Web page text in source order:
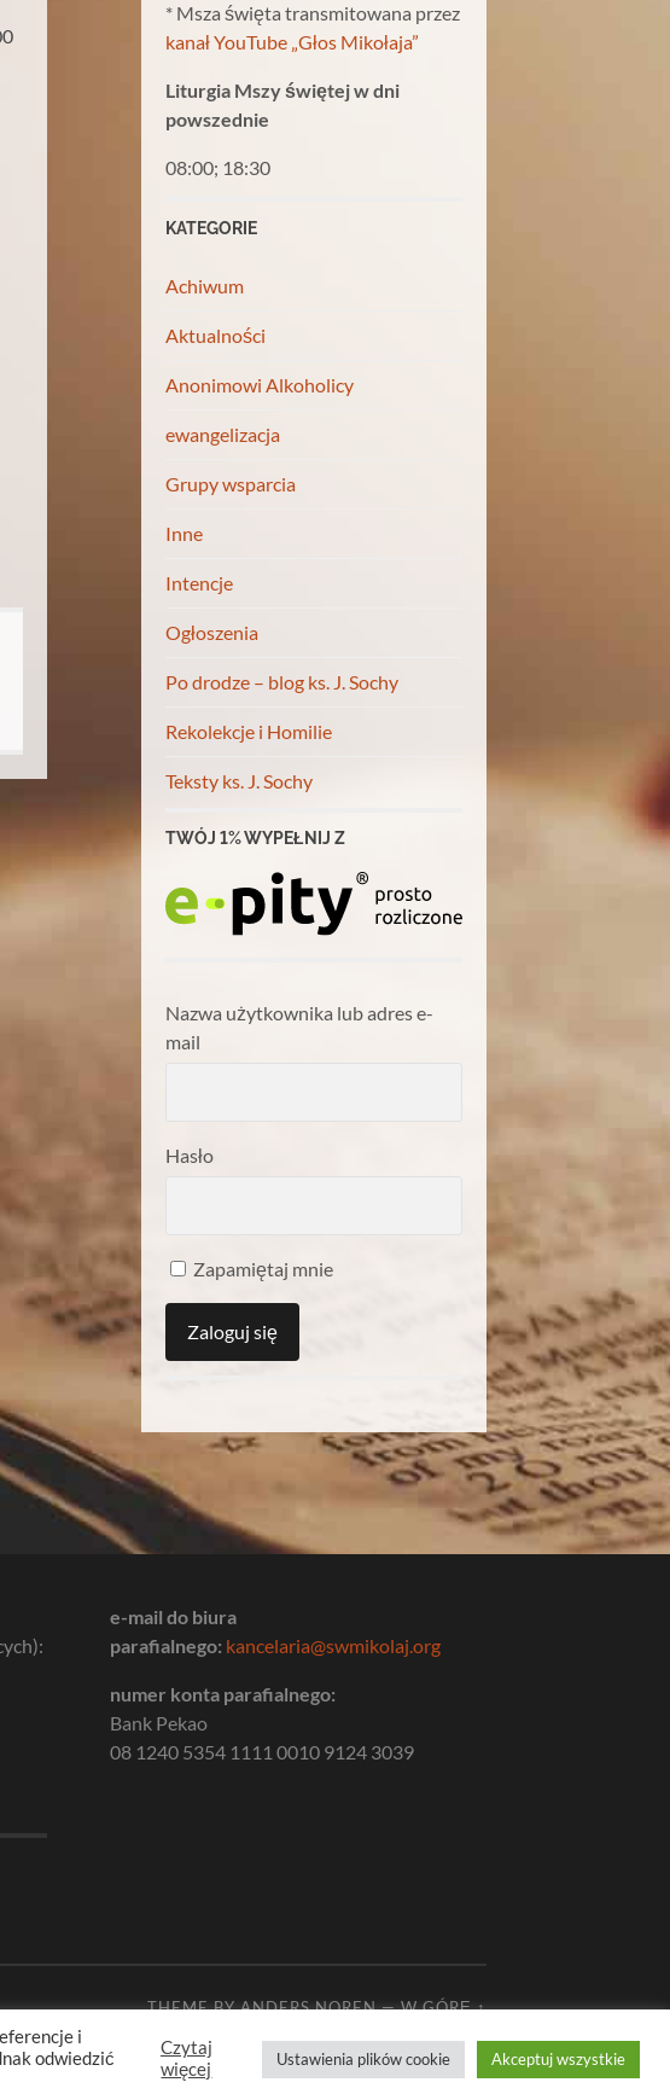
* Msza święta transmitowana przez
kanał YouTube „Głos Mikołaja”
Liturgia Mszy świętej w dni
powszednie
08:00; 18:30
KATEGORIE
Achiwum
Aktualności
Anonimowi Alkoholicy
ewangelizacja
Grupy wsparcia
Inne
Intencje
Ogłoszenia
Po drodze – blog ks. J. Sochy
Rekolekcje i Homilie
Teksty ks. J. Sochy
TWÓJ 1% WYPEŁNIJ Z
Nazwa użytkownika lub adres e-
mail
Hasło
Zapamiętaj mnie
e-mail do biura
parafialnego: kancelaria@swmikolaj.org
numer konta parafialnego:
Bank Pekao
08 1240 5354 1111 0010 9124 3039
THEME BYANDERS NOREN—W GÓRĘ ↑
i
odwiedzić
Czytaj
więcej
Ustawienia plików cookie Akceptuj wszystkie